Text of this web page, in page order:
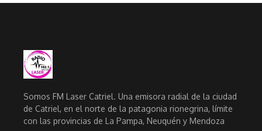
Somos FM Laser Catriel. Una emisora radial de la ciudad
de Catriel, en el norte de la patagonia rionegrina, límite
con las provincias de La Pampa, Neuquén y Mendoza